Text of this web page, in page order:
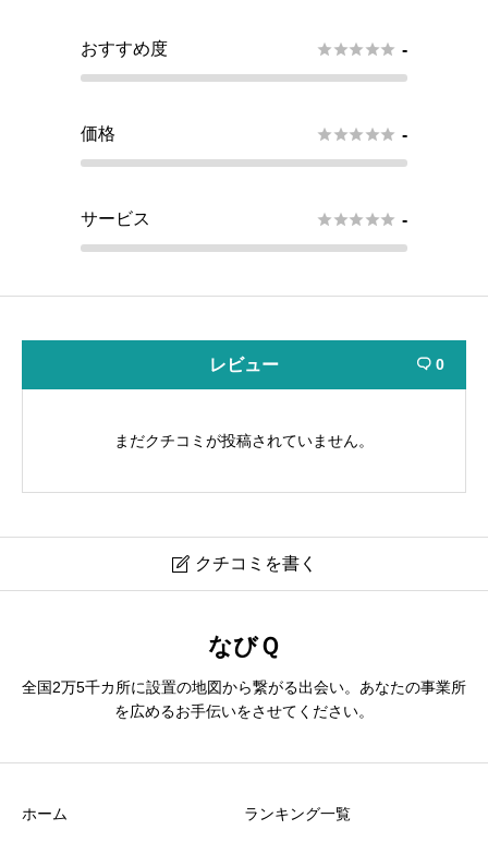
おすすめ度  -
価格  -
サービス  -
レビュー  0
まだクチコミが投稿されていません。
 クチコミを書く
ニックネーム 必須
なびＱ
全国2万5千カ所に設置の地図から繋がる出会い。あなたの事業所
を広めるお手伝いをさせてください。
ホーム ランキング一覧